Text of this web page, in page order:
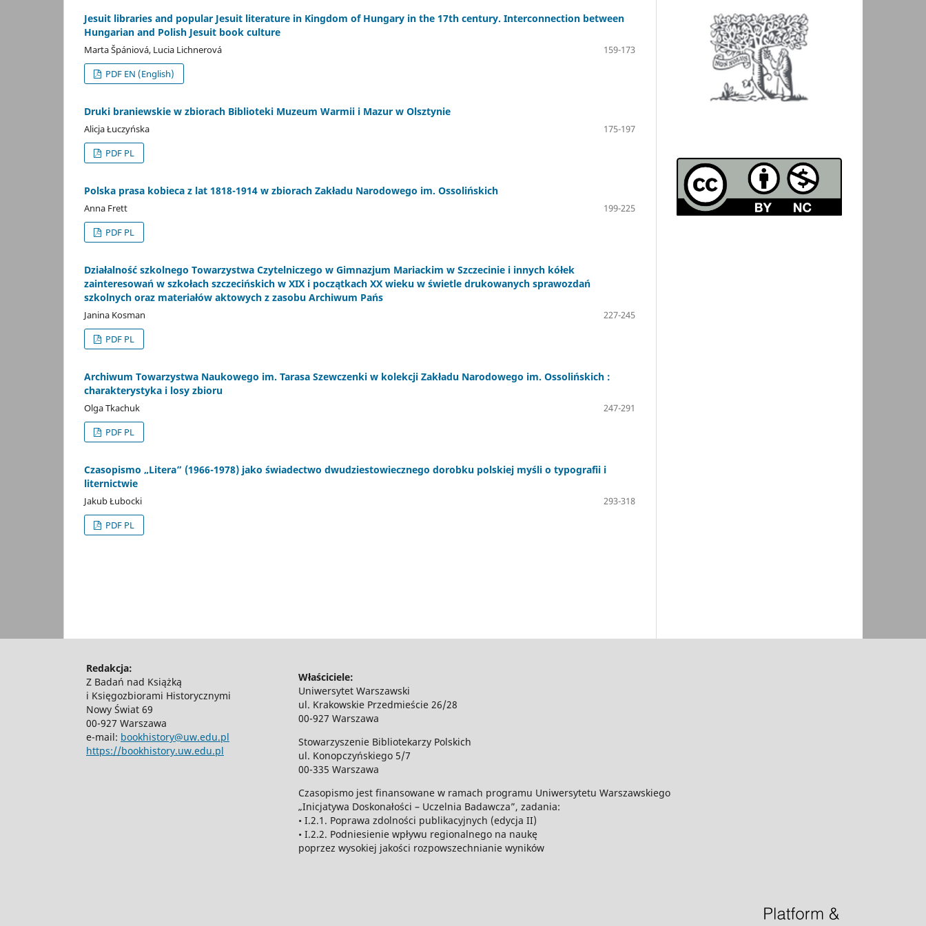
Jesuit libraries and popular Jesuit literature in Kingdom of Hungary in the 17th century. Interconnection between
Hungarian and Polish Jesuit book culture
Marta Špániová, Lucia Lichnerová
159-173
PDF EN (English)
Druki braniewskie w zbiorach Biblioteki Muzeum Warmii i Mazur w Olsztynie
Alicja Łuczyńska
175-197
PDF PL
Polska prasa kobieca z lat 1818-1914 w zbiorach Zakładu Narodowego im. Ossolińskich
Anna Frett
199-225
PDF PL
Działalność szkolnego Towarzystwa Czytelniczego w Gimnazjum Mariackim w Szczecinie i innych kółek
zainteresowań w szkołach szczecińskich w XIX i początkach XX wieku w świetle drukowanych sprawozdań
szkolnych oraz materiałów aktowych z zasobu Archiwum Pańs
Janina Kosman
227-245
PDF PL
Archiwum Towarzystwa Naukowego im. Tarasa Szewczenki w kolekcji Zakładu Narodowego im. Ossolińskich :
charakterystyka i losy zbioru
Olga Tkachuk
247-291
PDF PL
Czasopismo „Litera” (1966-1978) jako świadectwo dwudziestowiecznego dorobku polskiej myśli o typografii i
liternictwie
Jakub Łubocki
293-318
PDF PL
Redakcja:
Z Badań nad Książką
i Księgozbiorami Historycznymi
Nowy Świat 69
00-927 Warszawa
e-mail: bookhistory@uw.edu.pl
https://bookhistory.uw.edu.pl
Właściciele:
Uniwersytet Warszawski
ul. Krakowskie Przedmieście 26/28
00-927 Warszawa
Stowarzyszenie Bibliotekarzy Polskich
ul. Konopczyńskiego 5/7
00-335 Warszawa
Czasopismo jest finansowane w ramach programu Uniwersytetu Warszawskiego
„Inicjatywa Doskonałości – Uczelnia Badawcza”, zadania:
• I.2.1. Poprawa zdolności publikacyjnych (edycja II)
• I.2.2. Podniesienie wpływu regionalnego na naukę
poprzez wysokiej jakości rozpowszechnianie wyników